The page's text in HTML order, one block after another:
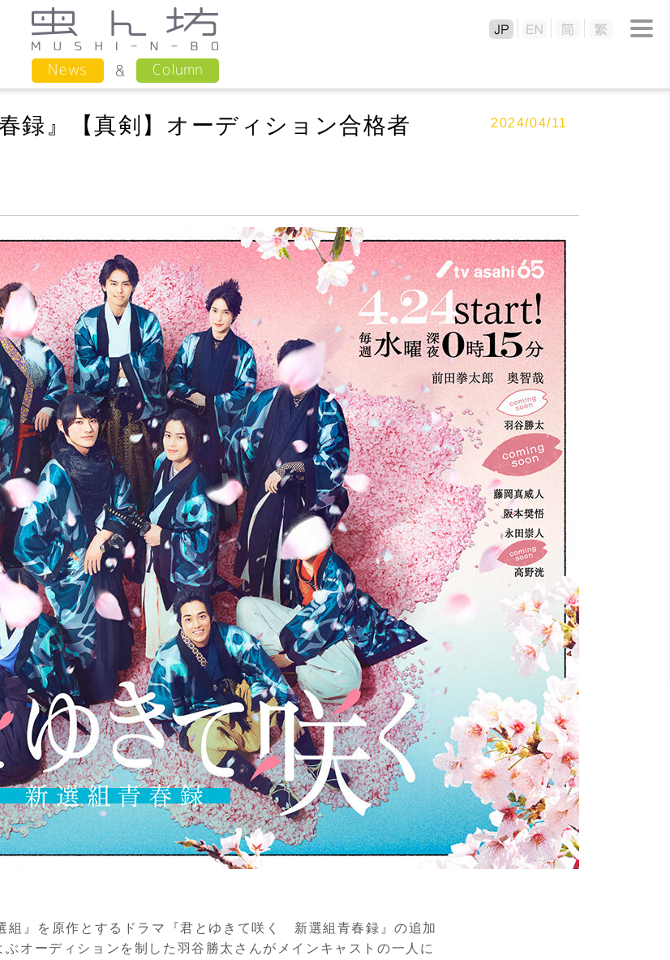
News Column
録』【真剣】オーディション合格者
2024/04/11
』を原作とするドラマ『君とゆきて咲く 新選組青春録』の追加
オーディションを制した羽谷勝太さんがメインキャストの一人に